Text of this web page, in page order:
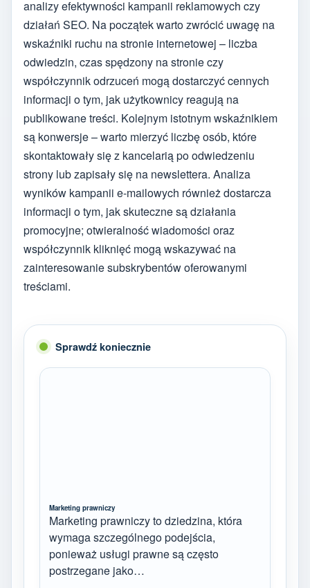
analizy efektywności kampanii reklamowych czy
działań SEO. Na początek warto zwrócić uwagę na
wskaźniki ruchu na stronie internetowej – liczba
odwiedzin, czas spędzony na stronie czy
współczynnik odrzuceń mogą dostarczyć cennych
informacji o tym, jak użytkownicy reagują na
publikowane treści. Kolejnym istotnym wskaźnikiem
są konwersje – warto mierzyć liczbę osób, które
skontaktowały się z kancelarią po odwiedzeniu
strony lub zapisały się na newslettera. Analiza
wyników kampanii e-mailowych również dostarcza
informacji o tym, jak skuteczne są działania
promocyjne; otwieralność wiadomości oraz
współczynnik kliknięć mogą wskazywać na
zainteresowanie subskrybentów oferowanymi
treściami.
Sprawdź koniecznie
Marketing prawniczy
Marketing prawniczy to dziedzina, która
wymaga szczególnego podejścia,
ponieważ usługi prawne są często
postrzegane jako…